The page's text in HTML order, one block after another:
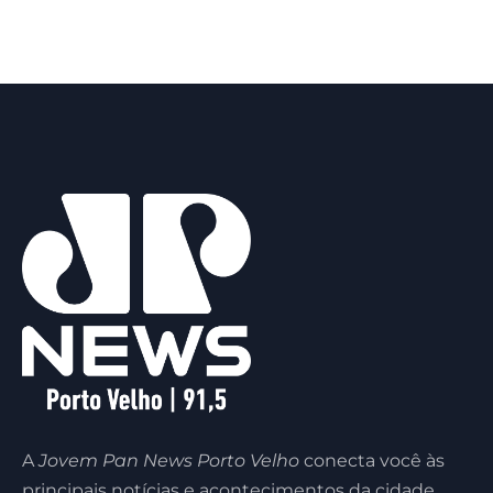
AJovem Pan News Porto Velho conecta você às